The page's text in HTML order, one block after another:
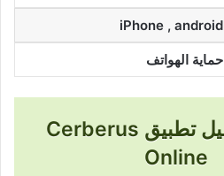
iPhone , android
حماية الهواتف
روابط تحميل تطبيق Cerberus
Online